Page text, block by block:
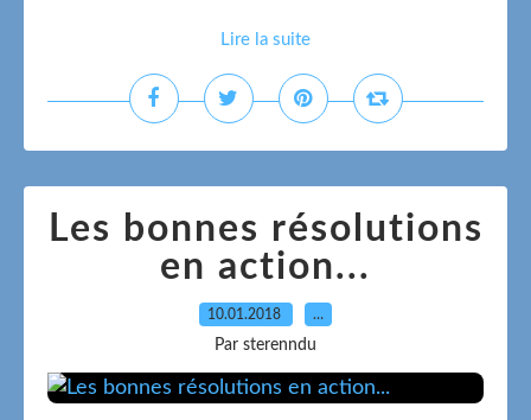
Lire la suite
Les bonnes résolutions
en action...
10.01.2018 …
Par sterenndu